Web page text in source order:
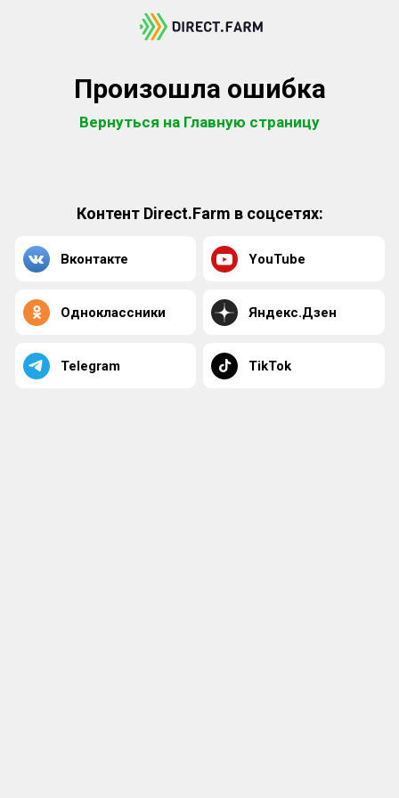
Произошла ошибка
Вернуться на Главную страницу
Контент Direct.Farm в соцсетях:
Вконтакте YouTube
Одноклассники Яндекс.Дзен
Telegram TikTok